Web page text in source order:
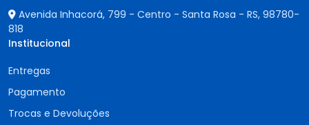
Avenida Inhacorá, 799 - Centro - Santa Rosa - RS, 98780-
818
Institucional
Entregas
Pagamento
Trocas e Devoluções